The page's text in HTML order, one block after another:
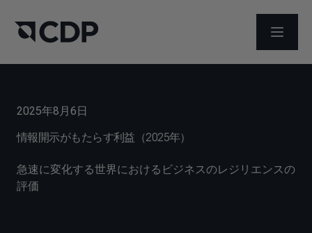
メニュ
2025年8月6日
情報開示がもたらす利益（2025年）
急速に変化する世界におけるビジネスのレジリエンスの
評価